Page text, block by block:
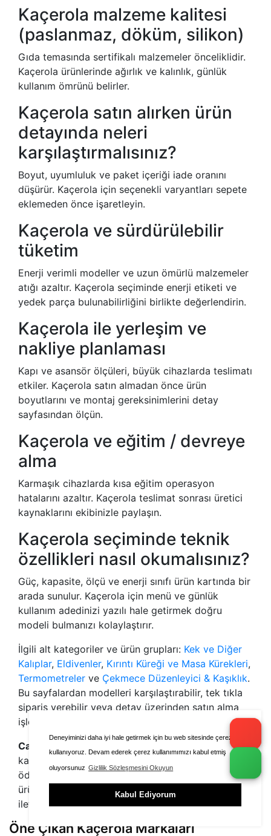
Deneyiminizi daha iyi hale getirmek için bu web sitesinde çerezleri
kullanıyoruz. Devam ederek çerez kullanımımızı kabul etmiş
oluyorsunuz Gizlilik Sözleşmesini Okuyun
Kabul Ediyorum
Kaçerola malzeme kalitesi
(paslanmaz, döküm, silikon)
Gıda temasında sertifikalı malzemeler önceliklidir.
Kaçerola ürünlerinde ağırlık ve kalınlık, günlük
kullanım ömrünü belirler.
Kaçerola satın alırken ürün
detayında neleri
karşılaştırmalısınız?
Boyut, uyumluluk ve paket içeriği iade oranını
düşürür. Kaçerola için seçenekli varyantları sepete
eklemeden önce işaretleyin.
Kaçerola ve sürdürülebilir
tüketim
Enerji verimli modeller ve uzun ömürlü malzemeler
atığı azaltır. Kaçerola seçiminde enerji etiketi ve
yedek parça bulunabilirliğini birlikte değerlendirin.
Kaçerola ile yerleşim ve
nakliye planlaması
Kapı ve asansör ölçüleri, büyük cihazlarda teslimatı
etkiler. Kaçerola satın almadan önce ürün
boyutlarını ve montaj gereksinimlerini detay
sayfasından ölçün.
Kaçerola ve eğitim / devreye
alma
Karmaşık cihazlarda kısa eğitim operasyon
hatalarını azaltır. Kaçerola teslimat sonrası üretici
kaynaklarını ekibinizle paylaşın.
Kaçerola seçiminde teknik
özellikleri nasıl okumalısınız?
Güç, kapasite, ölçü ve enerji sınıfı ürün kartında bir
arada sunulur. Kaçerola için menü ve günlük
kullanım adedinizi yazılı hale getirmek doğru
modeli bulmanızı kolaylaştırır.
İlgili alt kategoriler ve ürün grupları: Kek ve Diğer
Kalıplar, Eldivenler, Kırıntı Küreği ve Masa Kürekleri,
Termometreler ve Çekmece Düzenleyici & Kaşıklık.
Bu sayfalardan modelleri karşılaştırabilir, tek tıkla
sipariş verebilir veya detay üzerinden satın alma
işlemini tamamlayabilirsiniz.
Cafe Endüstriyel
üzerinden Kaçerola ihtiyacınızı
karşılamak için modelleri karşılaştırabilir, güvenli
ödeme ile sipariş oluşturabilir ve tercih ettiğiniz
ürünü hemen satın alabilirsiniz. Sorularınız için
iletişim kanallarımızdan destek alabilirsiniz.
Öne Çıkan Kaçerola Markaları